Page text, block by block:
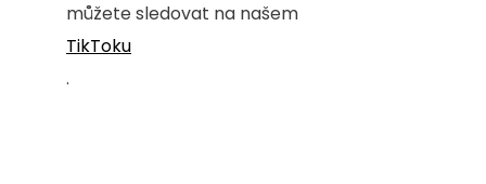
můžete sledovat na našem
TikToku
.